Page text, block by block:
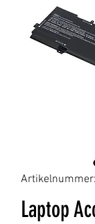
Laptop